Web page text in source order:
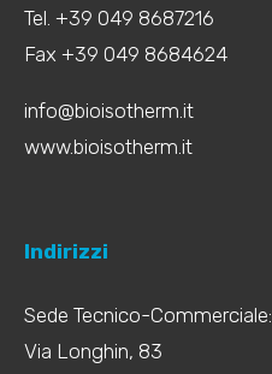
Tel. +39 049 8687216
Fax +39 049 8684624
info@bioisotherm.it
www.bioisotherm.it
Indirizzi
Sede Tecnico-Commerciale:
Via Longhin, 83